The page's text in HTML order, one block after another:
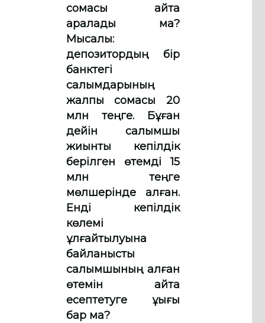
сомасы қайта
қаралады ма?
Мысалы:
депозитордың бір
банктегі
салымдарының
жалпы сомасы 20
млн теңге. Бұған
дейін салымшы
жиынтық кепілдік
берілген өтемді 15
млн теңге
мөлшерінде алған.
Енді кепілдік
көлемі
ұлғайтылуына
байланысты
салымшының алған
өтемін қайта
есептетуге құқығы
бар ма?